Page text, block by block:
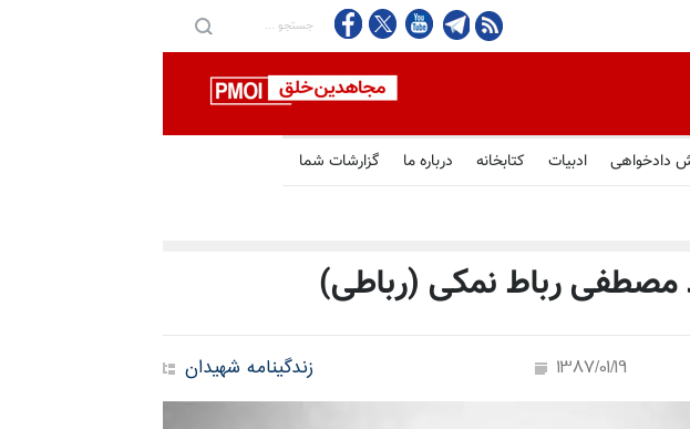
دادخواهی ادبیات کتابخانه درباره ما گزارشات شما
مصطفی رباط نمکی (رباطی)
زندگینامه شهیدان 1387/01/19